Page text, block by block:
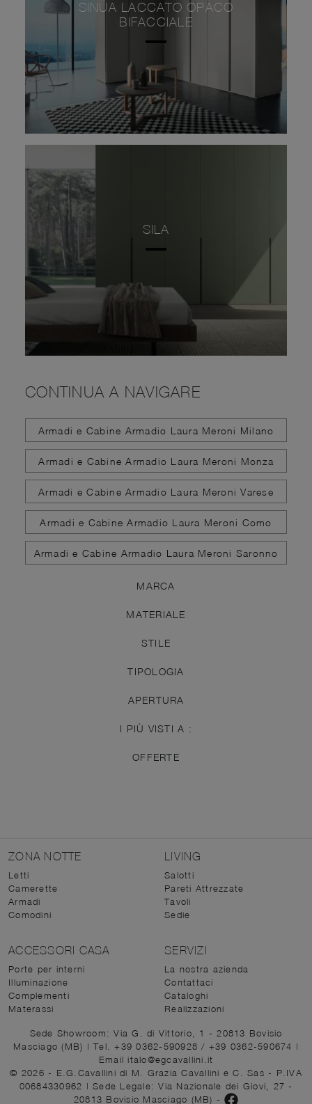
SINUA LACCATO OPACO
BIFACCIALE
SILA
CONTINUA A NAVIGARE
Armadi e Cabine Armadio Laura Meroni Milano
Armadi e Cabine Armadio Laura Meroni Monza
Armadi e Cabine Armadio Laura Meroni Varese
Armadi e Cabine Armadio Laura Meroni Como
Armadi e Cabine Armadio Laura Meroni Saronno
MARCA
MATERIALE
STILE
TIPOLOGIA
APERTURA
I PIÙ VISTI A :
OFFERTE
ZONA NOTTE
Letti
Camerette
Armadi
Comodini
LIVING
Salotti
Pareti Attrezzate
Tavoli
Sedie
ACCESSORI CASA
Porte per interni
Illuminazione
Complementi
Materassi
SERVIZI
La nostra azienda
Contattaci
Cataloghi
Realizzazioni
Sede Showroom: Via G. di Vittorio, 1 - 20813 Bovisio
Masciago (MB) | Tel. +39 0362-590928/ +39 0362-590674 |
Email italo@egcavallini.it
© 2026 - E.G.Cavallini di M. Grazia Cavallini e C. Sas - P.IVA
00684330962 | Sede Legale: Via Nazionale dei Giovi, 27 -
20813 Bovisio Masciago (MB) -